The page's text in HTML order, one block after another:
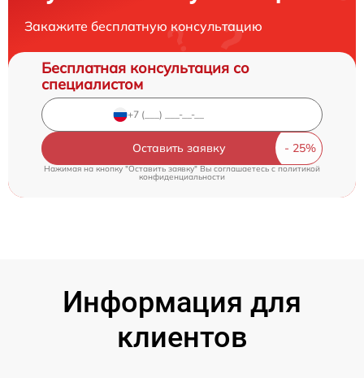
Закажите бесплатную консультацию
Бесплатная консультация со
специалистом
Оставить заявку
Нажимая на кнопку "Оставить заявку" Вы соглашаетесь cполитикой
конфиденциальности
Информация для
клиентов